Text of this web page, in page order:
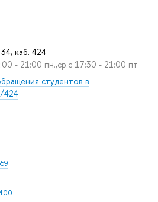
каб. 424
- 21:00 пн.,ср.с 17:30 - 21:00 пт
студентов в
424